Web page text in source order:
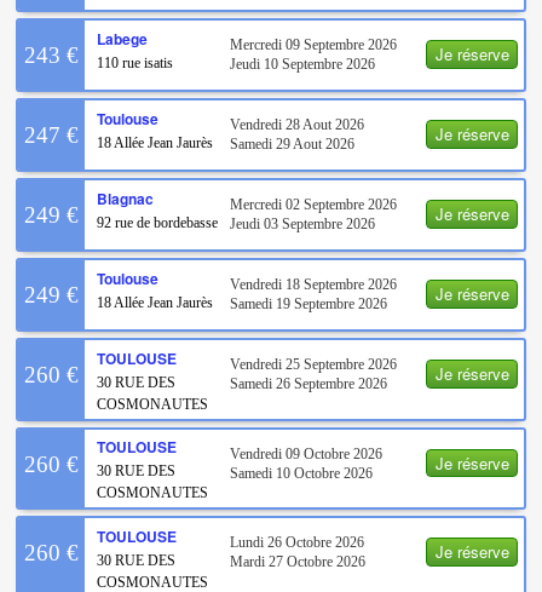
Je réserve
243 €
Labege
110 rue isatis
Mercredi 09 Septembre 2026
Jeudi 10 Septembre 2026
Je réserve
247 €
Toulouse
18 Allée Jean Jaurès
Vendredi 28 Aout 2026
Samedi 29 Aout 2026
Je réserve
249 €
Blagnac
92 rue de bordebasse
Mercredi 02 Septembre 2026
Jeudi 03 Septembre 2026
Je réserve
249 €
Toulouse
18 Allée Jean Jaurès
Vendredi 18 Septembre 2026
Samedi 19 Septembre 2026
Je réserve
260 €
TOULOUSE
30 RUE DES
COSMONAUTES
Vendredi 25 Septembre 2026
Samedi 26 Septembre 2026
Je réserve
260 €
TOULOUSE
30 RUE DES
COSMONAUTES
Vendredi 09 Octobre 2026
Samedi 10 Octobre 2026
Je réserve
260 €
TOULOUSE
30 RUE DES
COSMONAUTES
Lundi 26 Octobre 2026
Mardi 27 Octobre 2026